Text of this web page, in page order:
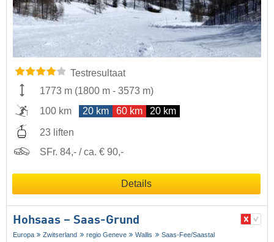
Testresultaat
1773 m (1800 m - 3573 m)
100 km
20 km 60 km 20 km
23 liften
SFr. 84,- / ca. € 90,-
Details
Hohsaas – Saas-Grund
Europa Zwitserland regio Geneve Wallis Saas-Fee/​Saastal